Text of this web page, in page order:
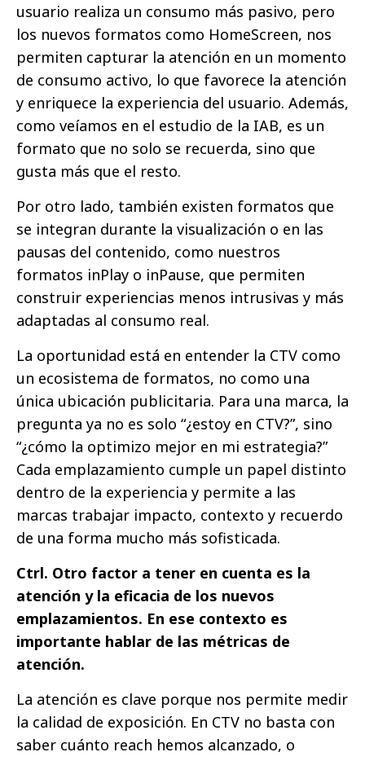
usuario realiza un consumo más pasivo, pero
los nuevos formatos como HomeScreen, nos
permiten capturar la atención en un momento
de consumo activo, lo que favorece la atención
y enriquece la experiencia del usuario. Además,
como veíamos en el estudio de la IAB, es un
formato que no solo se recuerda, sino que
gusta más que el resto.
Por otro lado, también existen formatos que
se integran durante la visualización o en las
pausas del contenido, como nuestros
formatos inPlay o inPause, que permiten
construir experiencias menos intrusivas y más
adaptadas al consumo real.
La oportunidad está en entender la CTV como
un ecosistema de formatos, no como una
única ubicación publicitaria. Para una marca, la
pregunta ya no es solo “¿estoy en CTV?”, sino
“¿cómo la optimizo mejor en mi estrategia?”
Cada emplazamiento cumple un papel distinto
dentro de la experiencia y permite a las
marcas trabajar impacto, contexto y recuerdo
de una forma mucho más sofisticada.
Ctrl. Otro factor a tener en cuenta es la
atención y la eficacia de los nuevos
emplazamientos. En ese contexto es
importante hablar de las métricas de
atención.
La atención es clave porque nos permite medir
la calidad de exposición. En CTV no basta con
saber cuánto reach hemos alcanzado, o